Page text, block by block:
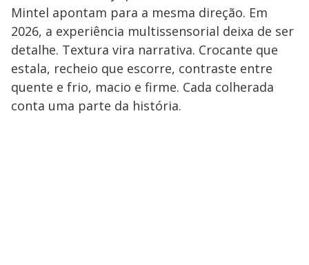
Mintel apontam para a mesma direção. Em
2026, a experiência multissensorial deixa de ser
detalhe. Textura vira narrativa. Crocante que
estala, recheio que escorre, contraste entre
quente e frio, macio e firme. Cada colherada
conta uma parte da história.